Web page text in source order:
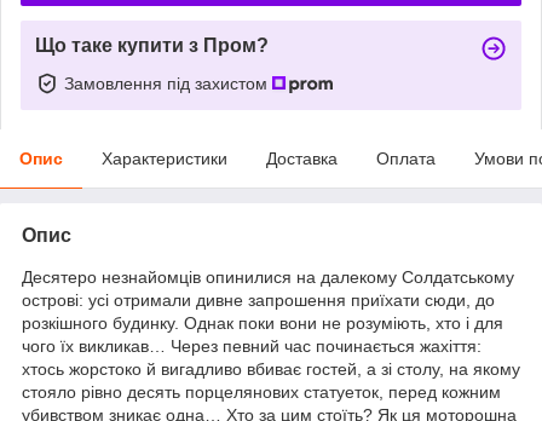
Що таке купити з Пром?
Замовлення під захистом
Опис Характеристики Доставка Оплата Умови
Опис
Десятеро незнайомців опинилися на далекому Солдатському
острові: усі отримали дивне запрошення приїхати сюди, до
розкішного будинку. Однак поки вони не розуміють, хто і для
чого їх викликав… Через певний час починається жахіття:
хтось жорстоко й вигадливо вбиває гостей, а зі столу, на якому
стояло рівно десять порцелянових статуеток, перед кожним
убивством зникає одна… Хто за цим стоїть? Як ця моторошна